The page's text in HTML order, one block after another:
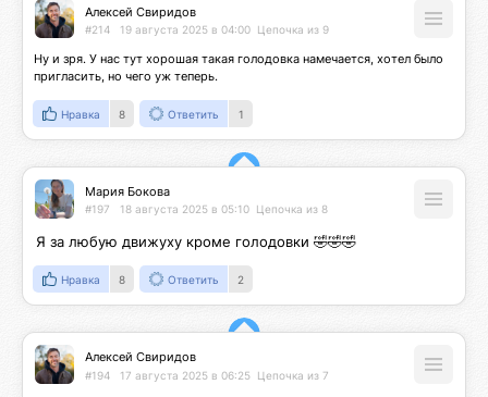
Алексей Свиридов
#214 19 августа 2025 в 04:00 Цепочка из 9
Ну и зря. У нас тут хорошая такая голодовка намечается, хотел было
пригласить, но чего уж теперь.
Нравка 8 Ответить 1
Мария Бокова
#197 18 августа 2025 в 05:10 Цепочка из 8
Я за любую движуху кроме голодовки 🤣🤣🤣
Нравка 8 Ответить 2
Алексей Свиридов
#194 17 августа 2025 в 06:25 Цепочка из 7